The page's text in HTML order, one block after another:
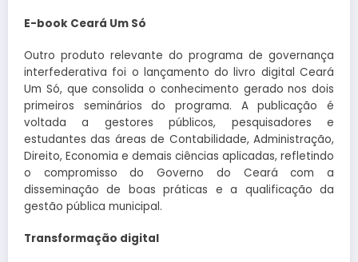
E-book Ceará Um Só
Outro produto relevante do programa de governança
interfederativa foi o lançamento do livro digital Ceará
Um Só, que consolida o conhecimento gerado nos dois
primeiros seminários do programa. A publicação é
voltada a gestores públicos, pesquisadores e
estudantes das áreas de Contabilidade, Administração,
Direito, Economia e demais ciências aplicadas, refletindo
o compromisso do Governo do Ceará com a
disseminação de boas práticas e a qualificação da
gestão pública municipal.
Transformação digital